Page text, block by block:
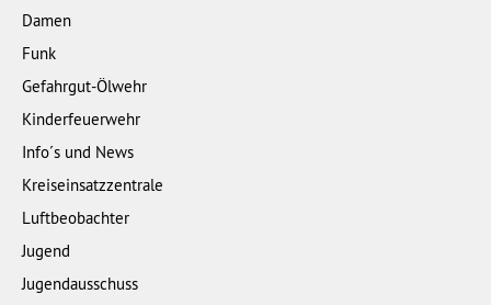
Damen
Funk
Gefahrgut-Ölwehr
Kinderfeuerwehr
Info´s und News
Kreiseinsatzzentrale
Luftbeobachter
Jugend
Jugendausschuss